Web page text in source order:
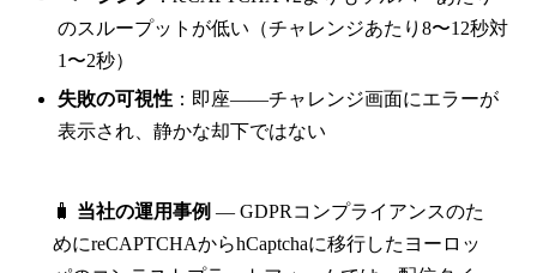
のスループットが低い（チャレンジあたり8〜12秒対
1〜2秒）
失敗の可視性 ：即座——チャレンジ画面にエラーが
表示され、静かな却下ではない
🧳 当社の運用事例 — GDPRコンプライアンスのた
めにreCAPTCHAからhCaptchaに移行したヨーロッ